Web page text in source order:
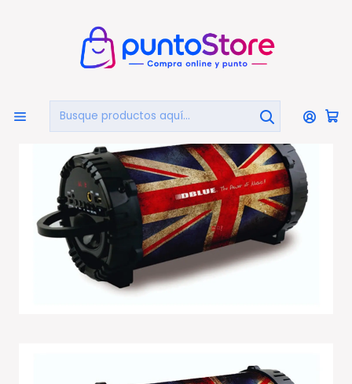
AUDIO Y VIDEO Audio Parlantes Portátiles
Parlante Bazooka Bluetooth Portátil Diseño Bandera
20w - Ps